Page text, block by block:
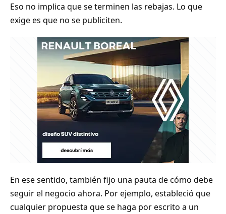
Eso no implica que se terminen las rebajas. Lo que
exige es que no se publiciten.
En ese sentido, también fijo una pauta de cómo debe
seguir el negocio ahora. Por ejemplo, estableció que
cualquier propuesta que se haga por escrito a un